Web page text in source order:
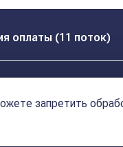
оплаты (11 поток)
запретить